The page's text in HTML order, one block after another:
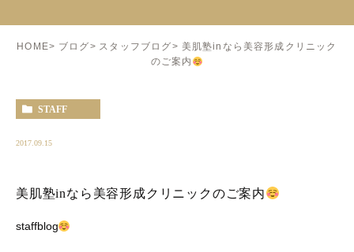
HOME ブログ スタッフブログ
美肌塾inなら美容形成クリニック
のご案内
STAFF
2017.09.15
美肌塾inなら美容形成クリニックのご案内
staffblog